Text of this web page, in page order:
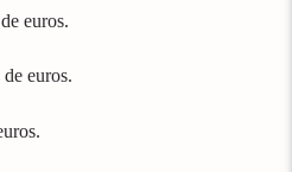
euros.
euros.